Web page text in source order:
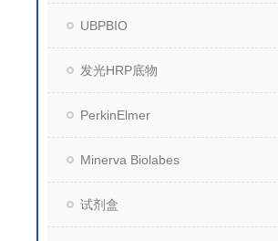
UBPBIO
发光HRP底物
PerkinElmer
Minerva Biolabes
试剂盒